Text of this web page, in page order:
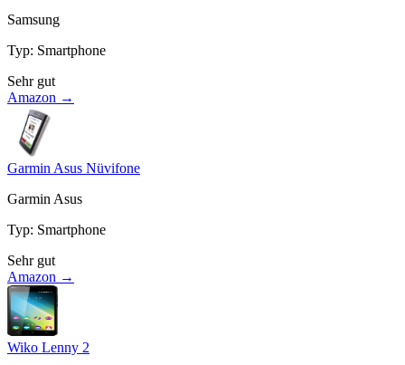
Samsung
Typ: Smartphone
Sehr gut
Amazon →
Garmin Asus Nüvifone
Garmin Asus
Typ: Smartphone
Sehr gut
Amazon →
Wiko Lenny 2